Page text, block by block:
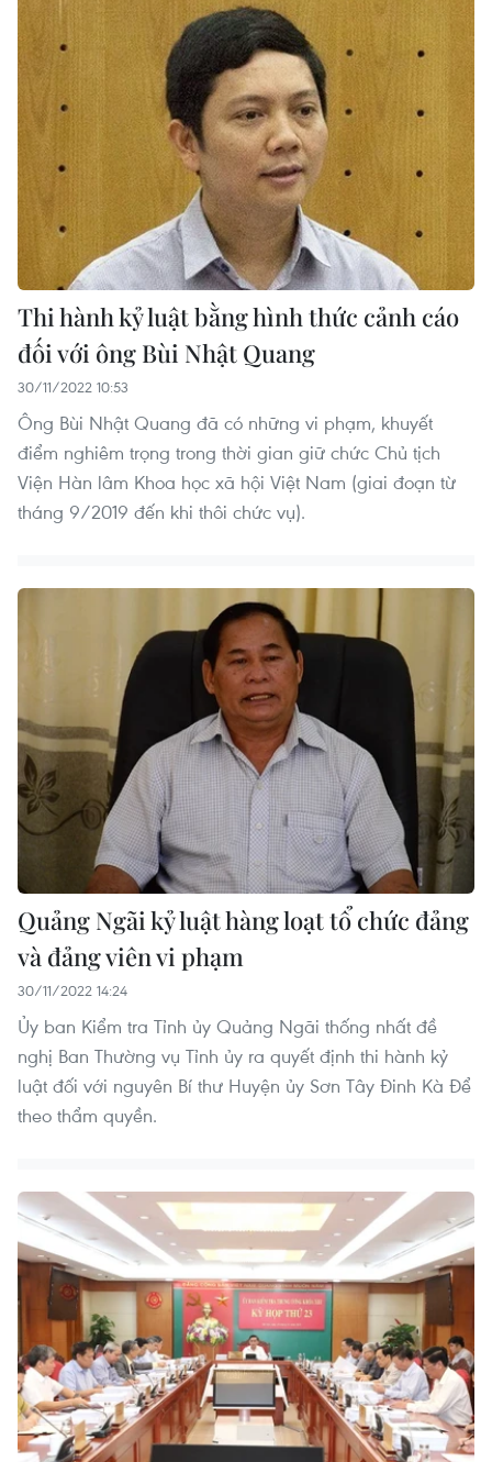
Thi hành kỷ luật bằng hình thức cảnh cáo
đối với ông Bùi Nhật Quang
30/11/2022 10:53
Ông Bùi Nhật Quang đã có những vi phạm, khuyết
điểm nghiêm trọng trong thời gian giữ chức Chủ tịch
Viện Hàn lâm Khoa học xã hội Việt Nam (giai đoạn từ
tháng 9/2019 đến khi thôi chức vụ).
Quảng Ngãi kỷ luật hàng loạt tổ chức đảng
và đảng viên vi phạm
30/11/2022 14:24
Ủy ban Kiểm tra Tỉnh ủy Quảng Ngãi thống nhất đề
nghị Ban Thường vụ Tỉnh ủy ra quyết định thi hành kỷ
luật đối với nguyên Bí thư Huyện ủy Sơn Tây Đinh Kà Để
theo thẩm quyền.